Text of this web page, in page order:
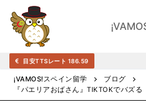
目安TTSレート 186.59
¡VAMOS!スペイン留学
ブログ
『パエリアおばさん』TIKTOKでバズる